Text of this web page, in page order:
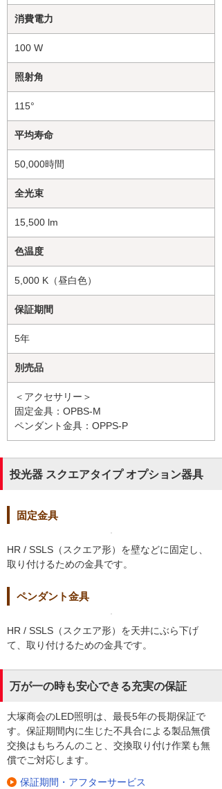
消費電力
100 W
照射角
115°
平均寿命
50,000時間
全光束
15,500 lm
色温度
5,000 K（昼白色）
保証期間
5年
別売品
＜アクセサリー＞
固定金具：OPBS-M
ペンダント金具：OPPS-P
投光器 スクエアタイプ オプション器具
固定金具
HR / SSLS（スクエア形）を壁などに固定し、
取り付けるための金具です。
ペンダント金具
HR / SSLS（スクエア形）を天井にぶら下げ
て、取り付けるための金具です。
万が一の時も安心できる充実の保証
大塚商会のLED照明は、最長5年の長期保証で
す。保証期間内に生じた不具合による製品無償
交換はもちろんのこと、交換取り付け作業も無
償でご対応します。
保証期間・アフターサービス